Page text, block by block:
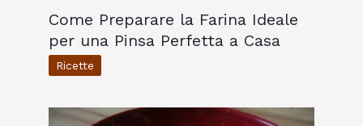
Come Preparare la Farina Ideale
per una Pinsa Perfetta a Casa
Ricette